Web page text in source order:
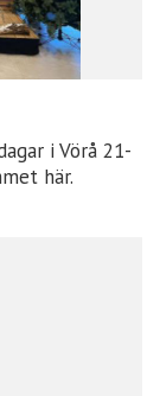
i Vörå 21-
här.